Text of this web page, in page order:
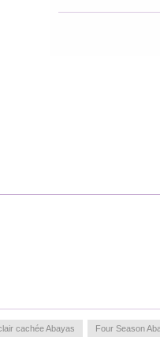
cachée Abayas Four Season